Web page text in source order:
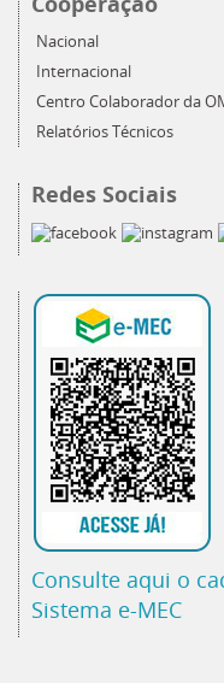
Nacional
Internacional
Centro Colaborador da
Relatórios Técnicos
Redes Sociais
Consulte aqui o
Sistema e-MEC